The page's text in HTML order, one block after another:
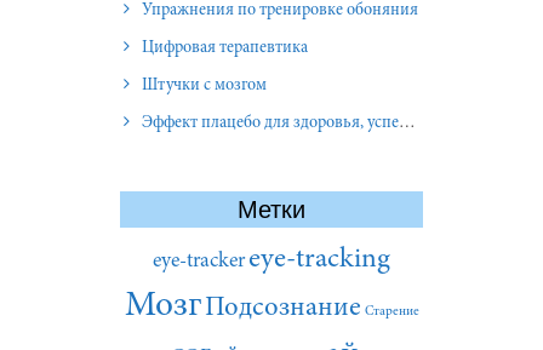
Упражнения по тренировке обоняния
Цифровая терапевтика
Штучки с мозгом
Эффект плацебо для здоровья, успеха и отношений
Метки
eye-tracker eye-tracking
МозгПодсознание Старение